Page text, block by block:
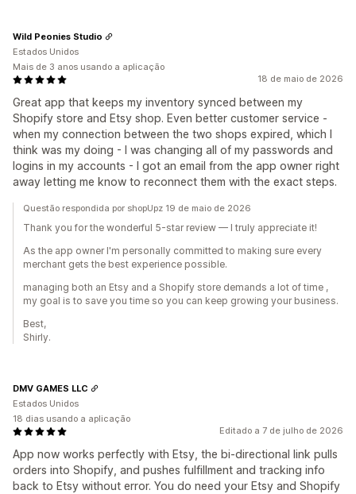
18 de maio de 2026
Great app that keeps my inventory synced between my
Shopify store and Etsy shop. Even better customer service -
when my connection between the two shops expired, which I
think was my doing - I was changing all of my passwords and
logins in my accounts - I got an email from the app owner right
away letting me know to reconnect them with the exact steps.
Wild Peonies Studio
Estados Unidos
Mais de 3 anos usando a aplicação
Questão respondida por shopUpz 19 de maio de 2026
Thank you for the wonderful 5-star review — I truly appreciate it!
As the app owner I'm personally committed to making sure every
merchant gets the best experience possible.
managing both an Etsy and a Shopify store demands a lot of time ,
my goal is to save you time so you can keep growing your business.
Best,
Shirly.
Editado a 7 de julho de 2026
App now works perfectly with Etsy, the bi-directional link pulls
orders into Shopify, and pushes fulfillment and tracking info
back to Etsy without error. You do need your Etsy and Shopify
DMV GAMES LLC
Estados Unidos
18 dias usando a aplicação